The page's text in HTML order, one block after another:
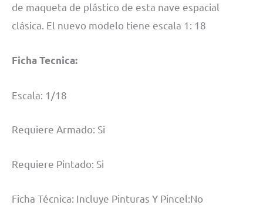
de maqueta de plástico de esta nave espacial
clásica. El nuevo modelo tiene escala 1: 18
Ficha Tecnica:
Escala: 1/18
Requiere Armado: Si
Requiere Pintado: Si
Ficha Técnica: Incluye Pinturas Y Pincel:No